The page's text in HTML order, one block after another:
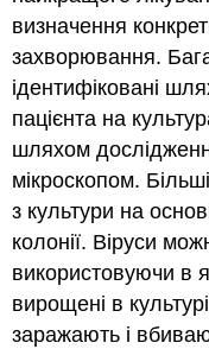
визначення
захворювання.
ідентифіковані
пацієнта на
шляхом
мікроскопом.
з культури на
колонії. Віруси
використовуючи в
вирощені в
заражають і